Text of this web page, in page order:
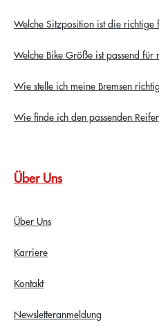
Welche Sitzposition ist die richtige
Welche Bike Größe ist passend für
Wie stelle ich meine Bremsen
Wie finde ich den passenden
Über Uns
Über Uns
Karriere
Kontakt
Newsletteranmeldung